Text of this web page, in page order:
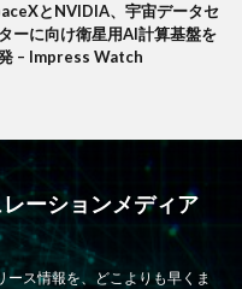
とNVIDIA、宇宙データセ
ーに向け衛星用AI計算基盤を
– Impress Watch
ーションメディア
ス情報を、どこよりも早くま